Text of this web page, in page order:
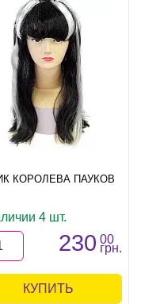
КОРОЛЕВА ПАУКОВ
4 шт.
230 00
грн.
КУПИТЬ